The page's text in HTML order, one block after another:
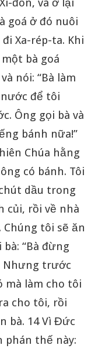
đôn, và ở lại
goá ở đó nuôi
Xa-rép-ta. Khi
bà goá
nói: “Bà làm
để tôi
Ông gọi bà và
bánh nữa!”
Chúa hằng
có bánh. Tôi
dầu trong
củi, rồi về nhà
tôi sẽ ăn
“Bà đừng
Nhưng trước
mà làm cho tôi
cho tôi, rồi
bà. 14 Vì Đức
phán thế này: